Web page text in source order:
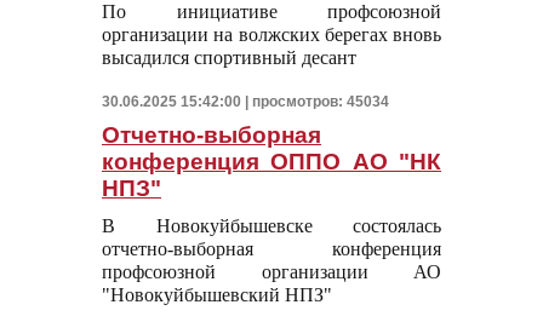
По инициативе профсоюзной
организации на волжских берегах вновь
высадился спортивный десант
30.06.2025 15:42:00 | просмотров: 45034
Отчетно-выборная
конференция ОППО АО "НК
НПЗ"
В Новокуйбышевске состоялась
отчетно-выборная конференция
профсоюзной организации АО
"Новокуйбышевский НПЗ"